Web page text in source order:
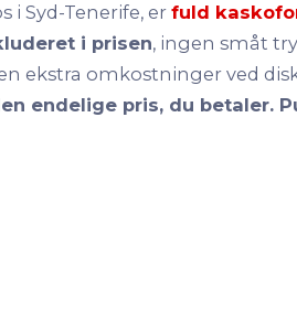
i Syd-Tenerife, er fuld
i prisen, ingen småt
ekstra omkostninger ved
endelige pris, du betaler.